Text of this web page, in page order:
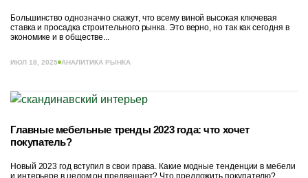
Большинство однозначно скажут, что всему виной высокая ключевая
ставка и просадка строительного рынка. Это верно, но так как сегодня в
экономике и в обществе...
ИЮЛ 18, 2025 АНАЛИТИКА РЫНКА
Главные мебельные тренды 2023 года: что хочет
покупатель?
Новый 2023 год вступил в свои права. Какие модные тенденции в мебели
и интерьере в целом он предвещает? Что предложить покупателю?